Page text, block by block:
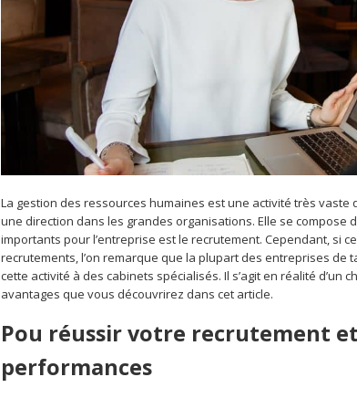
La gestion des ressources humaines est une activité très vaste
une direction dans les grandes organisations. Elle se compose
importants pour l’entreprise est le recrutement. Cependant, si
recrutements, l’on remarque que la plupart des entreprises
cette activité à des cabinets spécialisés. Il s’agit en réalité d’un
avantages que vous découvrirez dans cet article.
Pou réussir votre recrutement
performances